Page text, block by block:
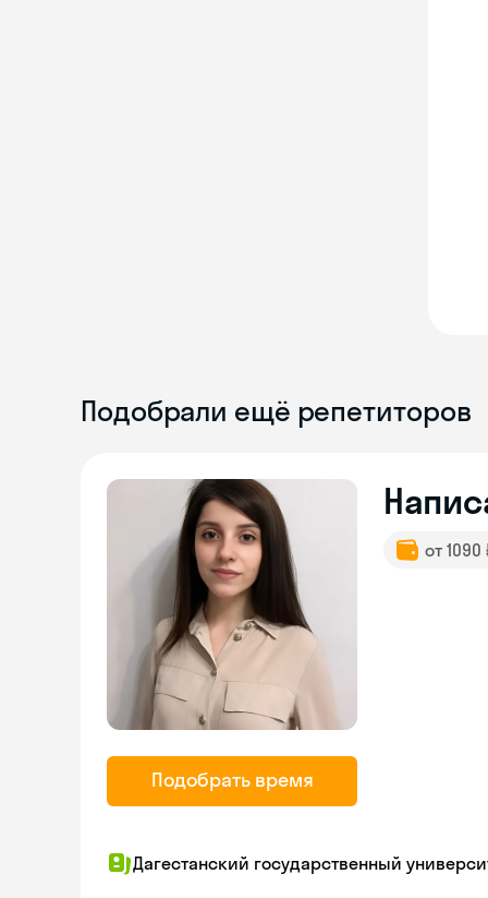
Подобрали ещё репетиторов
Подобрать время
от
Дагестанский государственный